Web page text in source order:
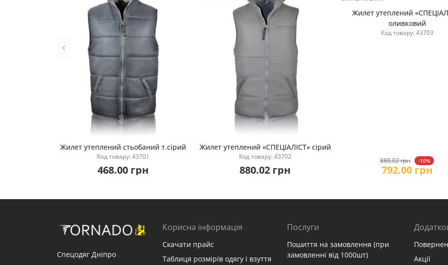
Купити
Жилет утеплений стьобаний т.сірий
Код товару: 43701
468.00 грн
Купити
Жилет утеплений «СПЕЦІАЛІСТ» сірий
Код товару: 43702
880.02 грн
Жилет утеплений
оливковий
Код товару: 43703
880.02 грн -10%
792.00 грн
Спецодяг Дніпро
Корисна інформація
Скачати прайс
Таблиця розмірів одягу і взуття
Послуги
Пошиття на замовлення (при
замовленні від 1000шт)
Акції